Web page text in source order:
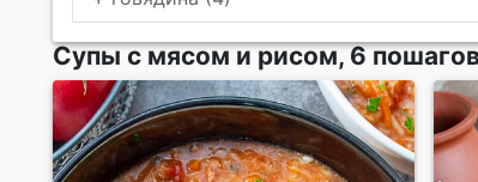
Супы с мясом и рисом, 6